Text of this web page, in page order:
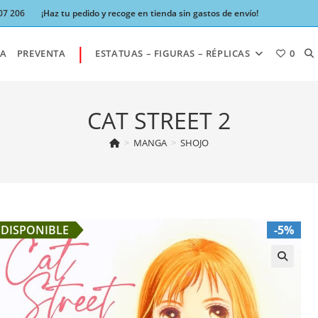
206 ¡Haz tu pedido y recoge en tienda sin gastos de envío!
PREVENTA | ESTATUAS – FIGURAS – RÉPLICAS 0
CAT STREET 2
> MANGA > SHOJO
DISPONIBLE -5%